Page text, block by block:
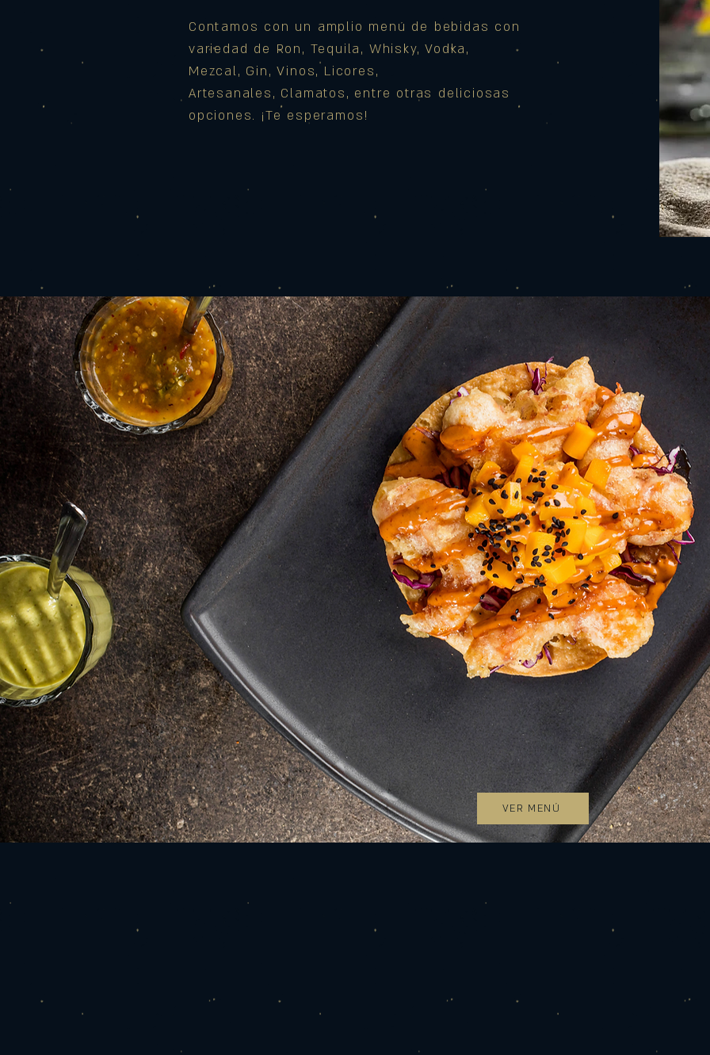
Contamos con un amplio menú de bebidas con
variedad de Ron, Tequila, Whisky, Vodka,
Mezcal, Gin, Vinos, Licores,
Artesanales, Clamatos, entre otras deliciosas
opciones. ¡Te esperamos!
VER MENÚ